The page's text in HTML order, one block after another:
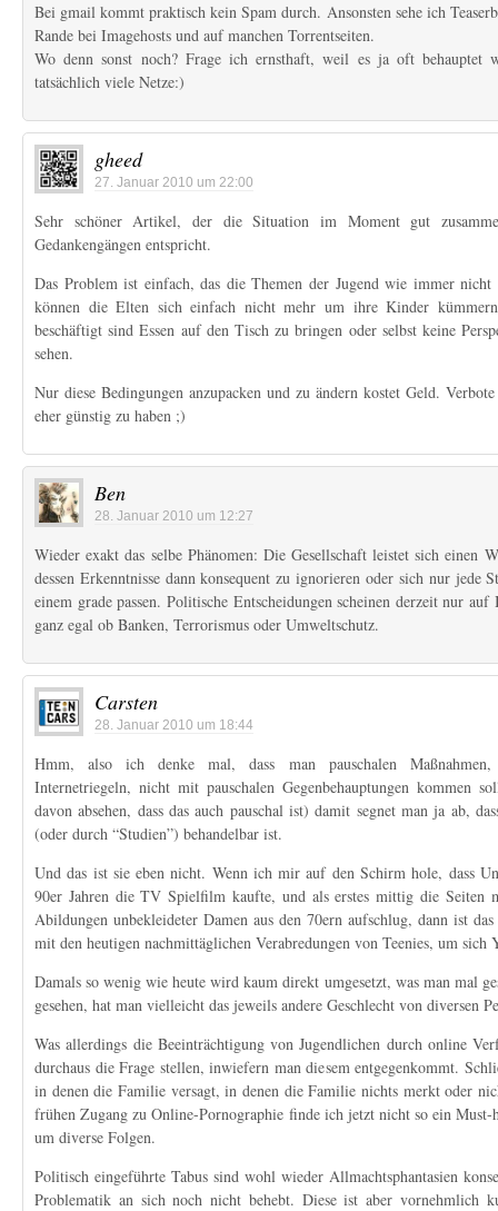
Bei gmail kommt praktisch kein Spam durch. Ansonsten sehe ich
Rande bei Imagehosts und auf manchen Torrentseiten.
Wo denn sonst noch? Frage ich ernsthaft, weil es ja oft
tatsächlich viele Netze:)
gheed
27. Januar 2010 um 22:00
Sehr schöner Artikel, der die Situation im Moment gut
Gedankengängen entspricht.
Das Problem ist einfach, das die Themen der Jugend wie immer nicht
können die Elten sich einfach nicht mehr um ihre Kinder
beschäftigt sind Essen auf den Tisch zu bringen oder selbst keine
sehen.
Nur diese Bedingungen anzupacken und zu ändern kostet Geld.
eher günstig zu haben ;)
Ben
28. Januar 2010 um 12:27
Wieder exakt das selbe Phänomen: Die Gesellschaft leistet sich einen
dessen Erkenntnisse dann konsequent zu ignorieren oder sich nur jede
einem grade passen. Politische Entscheidungen scheinen derzeit nur
ganz egal ob Banken, Terrorismus oder Umweltschutz.
Carsten
28. Januar 2010 um 18:44
Hmm, also ich denke mal, dass man pauschalen
Internetriegeln, nicht mit pauschalen Gegenbehauptungen kommen
davon absehen, dass das auch pauschal ist) damit segnet man ja ab,
(oder durch “Studien”) behandelbar ist.
Und das ist sie eben nicht. Wenn ich mir auf den Schirm hole, dass
90er Jahren die TV Spielfilm kaufte, und als erstes mittig die Seiten
Abildungen unbekleideter Damen aus den 70ern aufschlug, dann ist das
mit den heutigen nachmittäglichen Verabredungen von Teenies, um sich
Damals so wenig wie heute wird kaum direkt umgesetzt, was man mal
gesehen, hat man vielleicht das jeweils andere Geschlecht von diversen
Was allerdings die Beeinträchtigung von Jugendlichen durch online
durchaus die Frage stellen, inwiefern man diesem entgegenkommt.
in denen die Familie versagt, in denen die Familie nichts merkt oder
frühen Zugang zu Online-Pornographie finde ich jetzt nicht so ein Must-
um diverse Folgen.
Politisch eingeführte Tabus sind wohl wieder Allmachtsphantasien
Problematik an sich noch nicht behebt. Diese ist aber vornehmlich